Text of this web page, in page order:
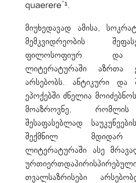
quaerere”¹.
მიუხედავად ამისა,
მემკვიდრეობის
ფილოსოფიურ და
ლიტერატურაში აზრთა
არსებობს. ანტიკური და
ეპოქებში ძნელია
მოაზროვნე, რომლის
შესაფასებლად
შექმნილ მდიდარ
ლიტერატურაში ასე
თვალსაზრისები